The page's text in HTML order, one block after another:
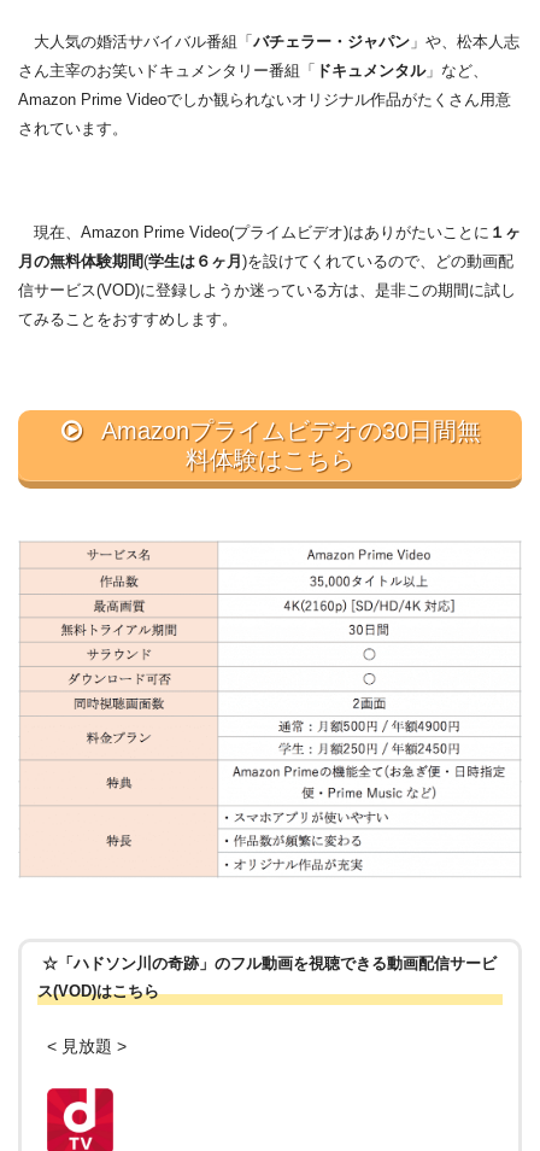
大人気の婚活サバイバル番組「 バチェラー・ジャパン 」や、松本人志
さん主宰のお笑いドキュメンタリー番組「 ドキュメンタル」など、
Amazon Prime Videoでしか観られないオリジナル作品がたくさん用意
されています。
現在、Amazon Prime Video(プライムビデオ)はありがたいことに １ヶ
月の無料体験期間(学生は６ヶ月 )を設けてくれているので、どの動画配
信サービス(VOD)に登録しようか迷っている方は、是非この期間に試し
てみることをおすすめします。
Amazonプライムビデオの30日間無
料体験はこちら
☆「ハドソン川の奇跡」のフル動画を視聴できる動画配信サービ
ス(VOD)はこちら
< 見放題 >